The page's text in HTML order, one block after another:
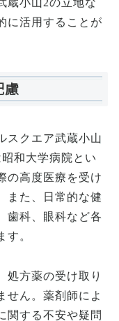
蔵小山2の立地な
に活用することが
慮
スクエア武蔵小山
和大学病院とい
の高度医療を受け
また、日常的な健
歯科、眼科など各
す。
処方薬の受け取り
せん。薬剤師によ
関する不安や疑問